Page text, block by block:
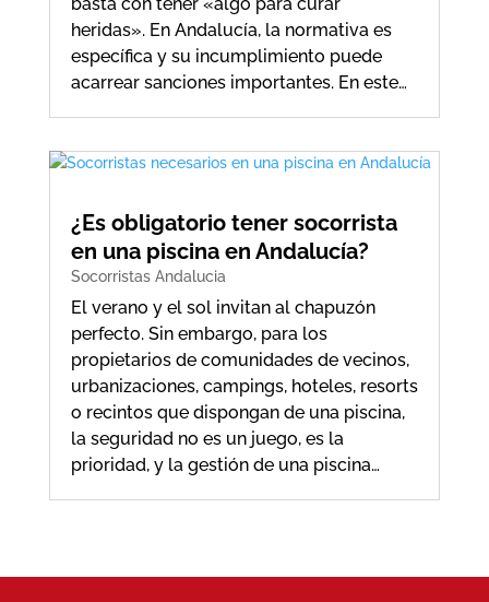
heridas». En Andalucía, la normativa es
específica y su incumplimiento puede
acarrear sanciones importantes. En este…
¿Es obligatorio tener socorrista
en una piscina en Andalucía?
Socorristas Andalucia
El verano y el sol invitan al chapuzón
perfecto. Sin embargo, para los
propietarios de comunidades de vecinos,
urbanizaciones, campings, hoteles, resorts
o recintos que dispongan de una piscina,
la seguridad no es un juego, es la
prioridad, y la gestión de una piscina…